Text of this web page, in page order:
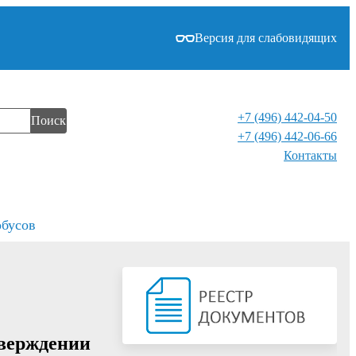
Версия для слабовидящих
Поиск
+7 (496) 442-04-50
+7 (496) 442-06-66
Контакты⁠